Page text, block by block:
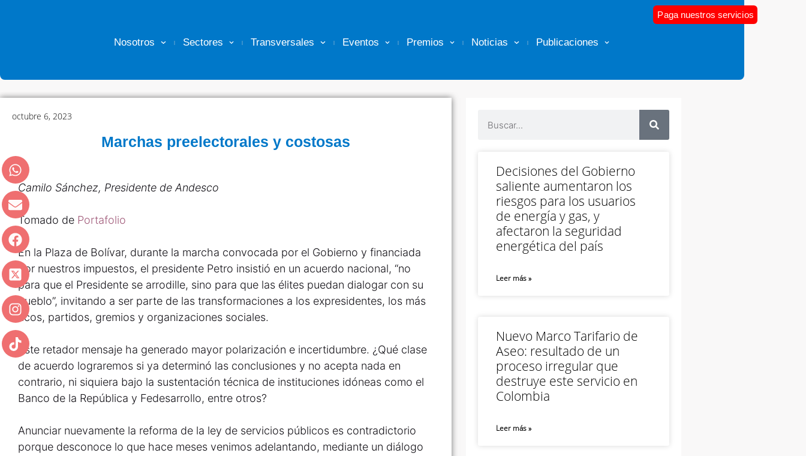
Nosotros Sectores Transversales Eventos Premios Noticias Publicaciones
Paga nuestros servicios
octubre 6, 2023
Marchas preelectorales y costosas
Camilo Sánchez, Presidente de Andesco
Tomado de Portafolio
En la Plaza de Bolívar, durante la marcha convocada por el Gobierno y financiada
por nuestros impuestos, el presidente Petro insistió en un acuerdo nacional, “no
para que el Presidente se arrodille, sino para que las élites puedan dialogar con su
pueblo”, invitando a ser parte de las transformaciones a los expresidentes, los más
ricos, partidos, gremios y organizaciones sociales.
Este retador mensaje ha generado mayor polarización e incertidumbre. ¿Qué clase
de acuerdo lograremos si ya determinó las conclusiones y no acepta nada en
contrario, ni siquiera bajo la sustentación técnica de instituciones idóneas como el
Banco de la República y Fedesarrollo, entre otros?
Anunciar nuevamente la reforma de la ley de servicios públicos es contradictorio
porque desconoce lo que hace meses venimos adelantando, mediante un diálogo
Decisiones del Gobierno
saliente aumentaron los
riesgos para los usuarios
de energía y gas, y
afectaron la seguridad
energética del país
Leer más »
Nuevo Marco Tarifario de
Aseo: resultado de un
proceso irregular que
destruye este servicio en
Colombia
Leer más »